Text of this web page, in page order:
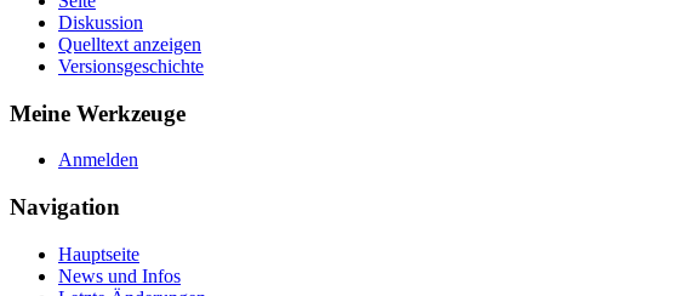
Diskussion
Quelltext anzeigen
Versionsgeschichte
Meine Werkzeuge
Anmelden
Navigation
Hauptseite
News und Infos